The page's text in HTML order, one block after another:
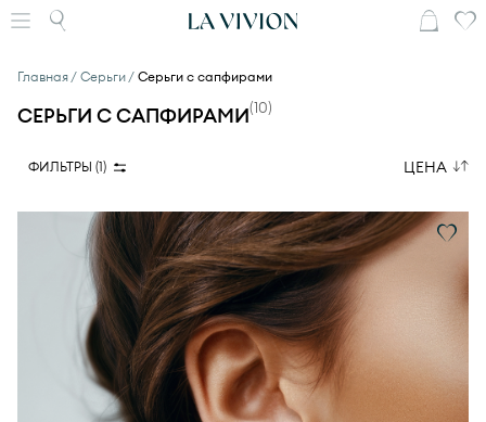
Главная Серьги Серьги с сапфирами
СЕРЬГИ С САПФИРАМИ(10)
ФИЛЬТРЫ (1) ЦЕНА